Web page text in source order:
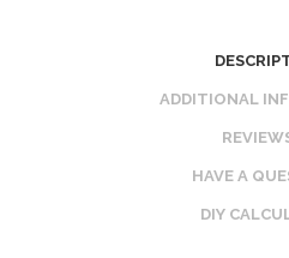
ADDITIONAL
HAVE A
DIY